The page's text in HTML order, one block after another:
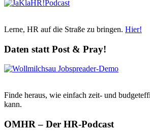
Lerne, HR auf die Straße zu bringen. Hier!
Daten statt Post & Pray!
Finde heraus, wie einfach zeit- und
kann.
OMHR – Der HR-Podcast